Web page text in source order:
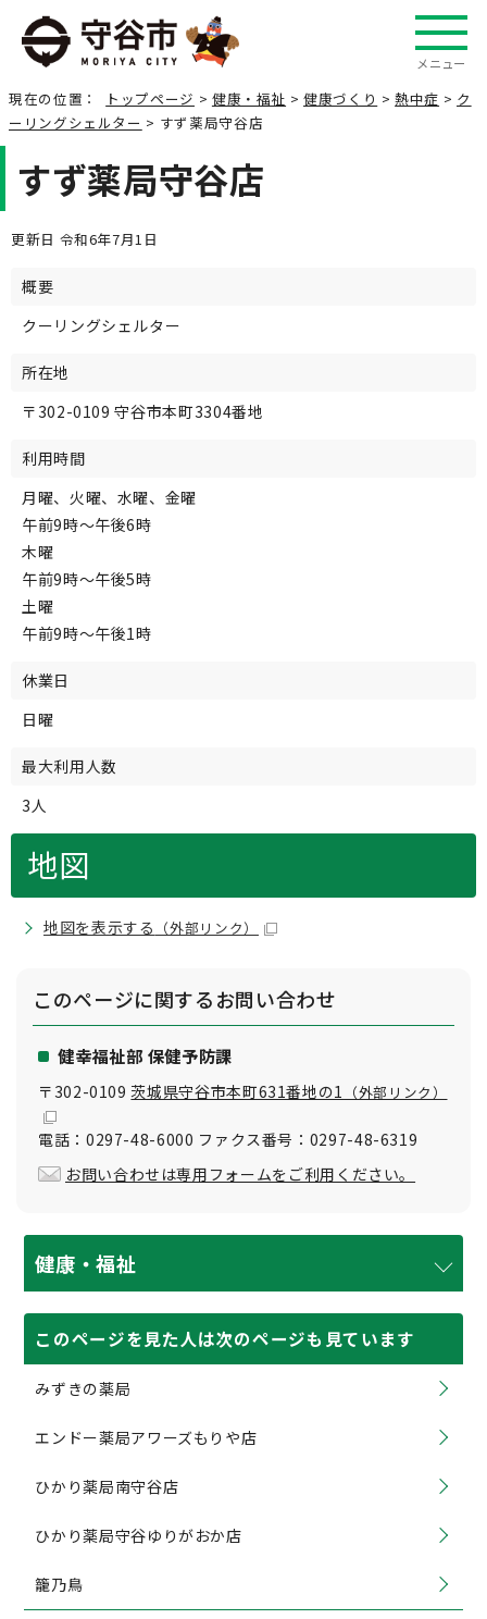
メニュー
現在の位置： トップページ > 健康・福祉 >健康づくり >熱中症 > ク
ーリングシェルター > すず薬局守谷店
すず薬局守谷店
更新日 令和6年7月1日
概要
クーリングシェルター
所在地
〒302-0109 守谷市本町3304番地
利用時間
月曜、火曜、水曜、金曜
午前9時～午後6時
木曜
午前9時～午後5時
土曜
午前9時～午後1時
休業日
日曜
最大利用人数
3人
地図
地図を表示する （外部リンク）
このページに関するお問い合わせ
健幸福祉部 保健予防課
〒302-0109茨城県守谷市本町631番地の1 （外部リンク）
電話：0297-48-6000 ファクス番号：0297-48-6319
お問い合わせは専用フォームをご利用ください。
健康・福祉
このページを見た人は次のページも見ています
みずきの薬局
エンドー薬局アワーズもりや店
ひかり薬局南守谷店
ひかり薬局守谷ゆりがおか店
籠乃鳥